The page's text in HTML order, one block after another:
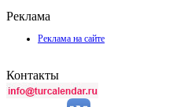
Реклама
Реклама на сайте
Контакты